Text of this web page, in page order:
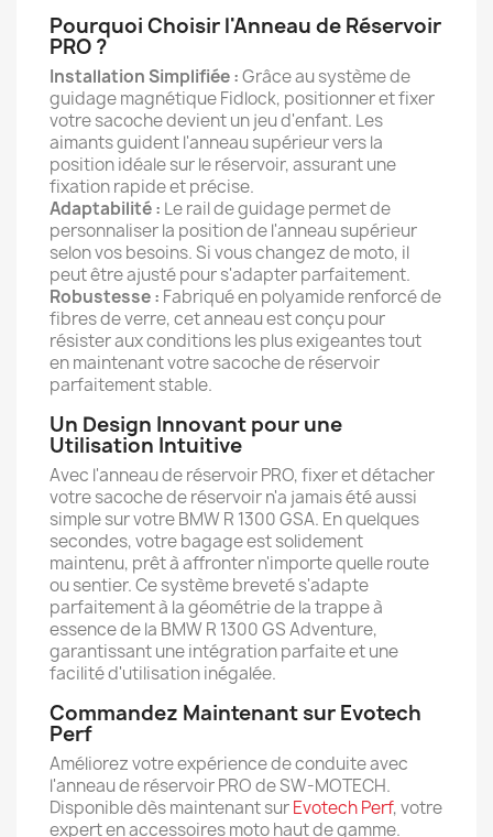
Pourquoi Choisir l'Anneau de Réservoir
PRO ?
Installation Simplifiée :Grâce au système de
guidage magnétique Fidlock, positionner et fixer
votre sacoche devient un jeu d'enfant. Les
aimants guident l'anneau supérieur vers la
position idéale sur le réservoir, assurant une
fixation rapide et précise.
Adaptabilité : Le rail de guidage permet de
personnaliser la position de l'anneau supérieur
selon vos besoins. Si vous changez de moto, il
peut être ajusté pour s'adapter parfaitement.
Robustesse : Fabriqué en polyamide renforcé de
fibres de verre, cet anneau est conçu pour
résister aux conditions les plus exigeantes tout
en maintenant votre sacoche de réservoir
parfaitement stable.
Un Design Innovant pour une
Utilisation Intuitive
Avec l'anneau de réservoir PRO, fixer et détacher
votre sacoche de réservoir n'a jamais été aussi
simple sur votre BMW R 1300 GSA. En quelques
secondes, votre bagage est solidement
maintenu, prêt à affronter n'importe quelle route
ou sentier. Ce système breveté s'adapte
parfaitement à la géométrie de la trappe à
essence de la BMW R 1300 GS Adventure,
garantissant une intégration parfaite et une
facilité d'utilisation inégalée.
Commandez Maintenant sur Evotech
Perf
Améliorez votre expérience de conduite avec
l'anneau de réservoir PRO de SW-MOTECH.
Disponible dès maintenant surEvotech Perf, votre
expert en accessoires moto haut de gamme.